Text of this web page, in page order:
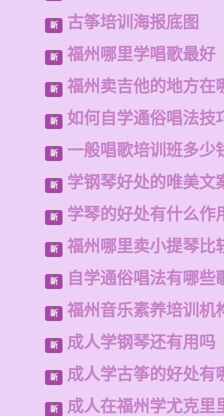
新 古筝培训海报底图
新 福州哪里学唱歌最好
新 福州卖吉他的地方在
新 如何自学通俗唱法技
新 一般唱歌培训班多少
新 学钢琴好处的唯美文
新 学琴的好处有什么作
新 福州哪里卖小提琴比
新 自学通俗唱法有哪些
新 福州音乐素养培训机
新 成人学钢琴还有用吗
新 成人学古筝的好处有
新 成人在福州学尤克里